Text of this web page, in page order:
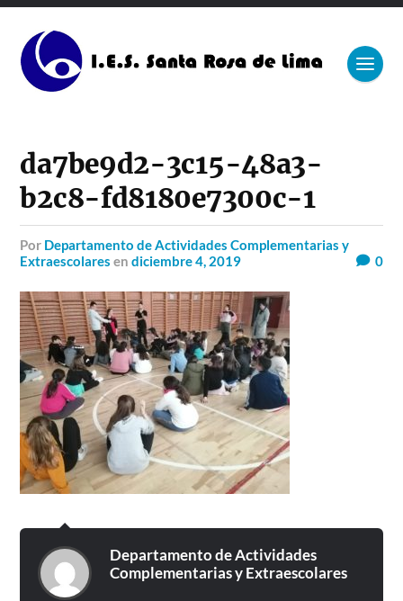
da7be9d2-3c15-48a3-
b2c8-fd8180e7300c-1
por Departamento de Actividades Complementarias y
Extraescolares endiciembre 4, 2019 0
Departamento de Actividades
Complementarias y Extraescolares